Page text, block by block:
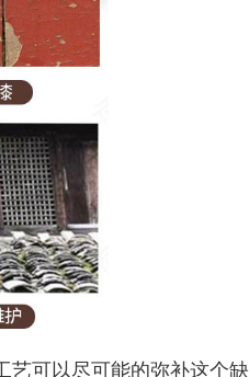
艺可以尽可能的弥补这个缺